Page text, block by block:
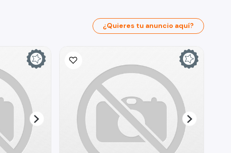
¿Quieres tu anuncio aquí?